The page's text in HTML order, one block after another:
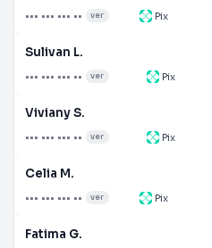
••• ••• ••• •• ver Pix
Sulivan L.
••• ••• ••• •• ver Pix
Viviany S.
••• ••• ••• •• ver Pix
Celia M.
••• ••• ••• •• ver Pix
Fatima G.